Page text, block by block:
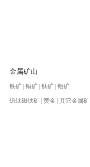
金属矿山
铁矿 | 铜矿 | 钛矿 | 铝矿
钒钛磁铁矿 | 黄金 | 其它金属矿